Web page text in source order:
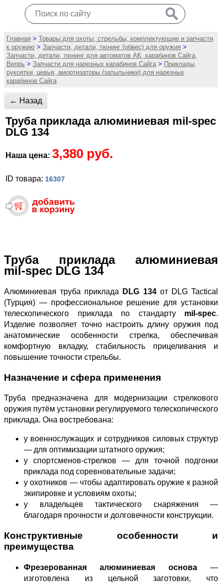
Главная > Товары для охоты, стрельбы, комплектующие и запчасти
к оружию > Запчасти, детали, тюнинг (обвес) для оружия >
Запчасти, детали, тюнинг для автоматов АК, карабинов Сайга,
Вепрь > Запчасти для нарезных карабинов Сайга > Приклады,
рукоятки, цевья, амортизаторы (затыльники) для нарезных
карабинов Сайга
← Назад
Труба приклада алюминиевая mil-spec
DLG 134
Наша цена: 3,380 руб.
ID товара: 16307
Труба приклада алюминиевая
mil‑spec DLG 134
Алюминиевая труба приклада DLG 134от DLG Tactical
(Турция) — профессиональное решение для установки
телескопического приклада по стандарту mil‑spec.
Изделие позволяет точно настроить длину оружия под
анатомические особенности стрелка, обеспечивая
комфортную вкладку, стабильность прицеливания и
повышение точности стрельбы.
Назначение и сфера применения
Труба предназначена для модернизации стрелкового
оружия путём установки регулируемого телескопического
приклада. Она востребована:
у военнослужащих и сотрудников силовых структур
— для оптимизации штатного оружия;
у спортсменов‑стрелков — для точной подгонки
приклада под соревновательные задачи;
у охотников — чтобы адаптировать оружие к разной
экипировке и условиям охоты;
у владельцев тактического снаряжения —
благодаря прочности и долговечности конструкции.
Конструктивные особенности и
преимущества
Фрезерованная алюминиевая основа—
изготовлена из цельной заготовки, что